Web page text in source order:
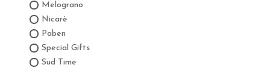
Melograno
Nicarè
Paben
Special Gifts
Sud Time